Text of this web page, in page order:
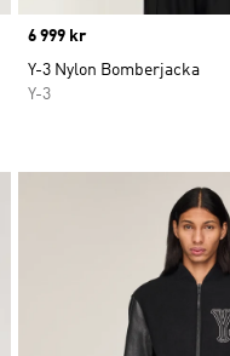
Price
6 999 kr
Y-3 Nylon Bomberjacka
Y-3
Lägg till på önskelistan